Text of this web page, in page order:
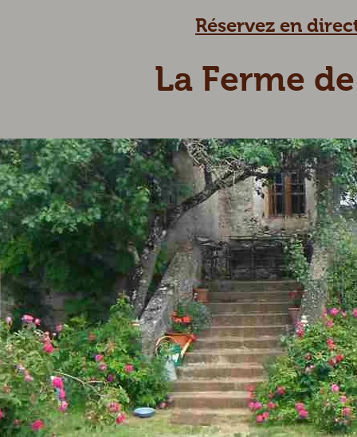
Réservez en
La Ferme